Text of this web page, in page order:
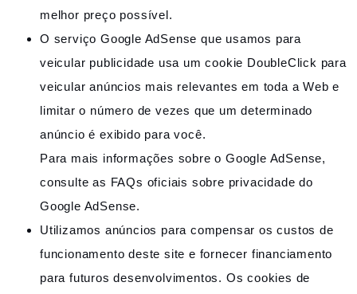
melhor preço possível.
O serviço Google AdSense que usamos para
veicular publicidade usa um cookie DoubleClick para
veicular anúncios mais relevantes em toda a Web e
limitar o número de vezes que um determinado
anúncio é exibido para você.
Para mais informações sobre o Google AdSense,
consulte as FAQs oficiais sobre privacidade do
Google AdSense.
Utilizamos anúncios para compensar os custos de
funcionamento deste site e fornecer financiamento
para futuros desenvolvimentos. Os cookies de